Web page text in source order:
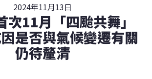
2024年11月13日
次11月「四颱共舞」
是否與氣候變遷有關
仍待釐清